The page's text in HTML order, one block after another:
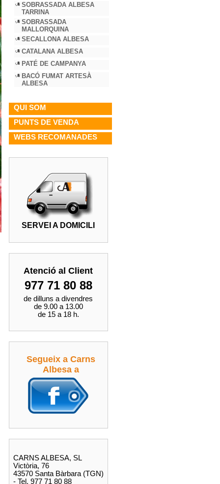
SOBRASSADA ALBESA
TARRINA
SOBRASSADA
MALLORQUINA
SECALLONA ALBESA
CATALANA ALBESA
PATÉ DE CAMPANYA
BACÓ FUMAT ARTESÀ
ALBESA
QUI SOM
PUNTS DE VENDA
WEBS RECOMANADES
SERVEI A DOMICILI
Atenció al Client
977 71 80 88
de dilluns a divendres
de 9.00 a 13.00
de 15 a 18 h.
Segueix a Carns
Albesa a
CARNS ALBESA, SL
Victòria, 76
43570 Santa Bàrbara (TGN)
- Tel. 977 71 80 88